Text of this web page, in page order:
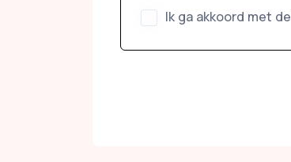
Ik ga akkoord met de